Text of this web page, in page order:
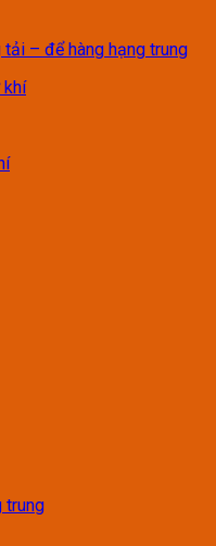
tải – để hàng hạng trung
trung